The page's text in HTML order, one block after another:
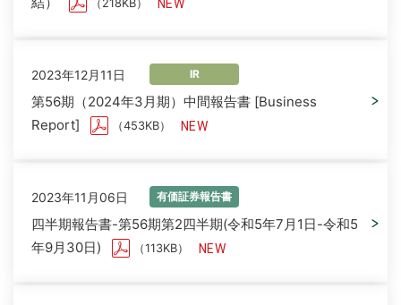
（218KB）
2023年12月11日 IR
第56期（2024年3月期）中間報告書 [Business
Report]
（453KB）
2023年11月06日 有価証券報告書
四半期報告書-第56期第2四半期(令和5年7月1日-令和5
年9月30日)
（113KB）